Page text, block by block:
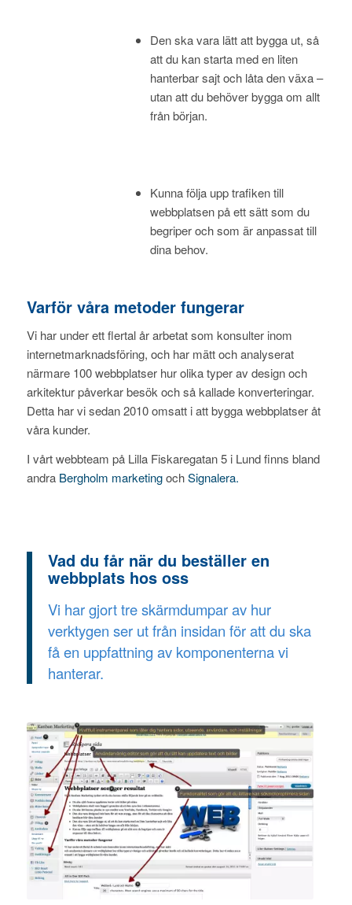
Den ska vara lätt att bygga ut, så
att du kan starta med en liten
hanterbar sajt och låta den växa –
utan att du behöver bygga om allt
från början.
Kunna följa upp trafiken till
webbplatsen på ett sätt som du
begriper och som är anpassat till
dina behov.
Varför våra metoder fungerar
Vi har under ett flertal år arbetat som konsulter inom
internetmarknadsföring, och har mätt och analyserat
närmare 100 webbplatser hur olika typer av design och
arkitektur påverkar besök och så kallade konverteringar.
Detta har vi sedan 2010 omsatt i att bygga webbplatser åt
våra kunder.
I vårt webbteam på Lilla Fiskaregatan 5 i Lund finns bland
andra Bergholm marketingochSignalera.
Vad du får när du beställer en
webbplats hos oss
Vi har gjort tre skärmdumpar av hur
verktygen ser ut från insidan för att du ska
få en uppfattning av komponenterna vi
hanterar.